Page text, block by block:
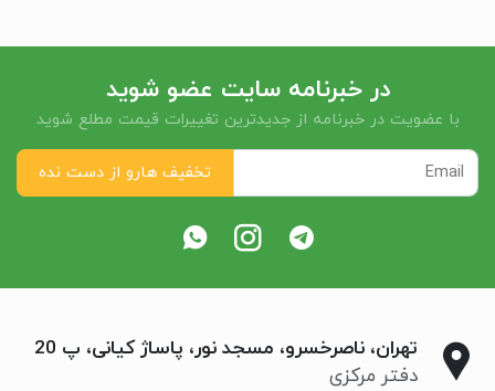
در خبرنامه سایت عضو شوید
با عضویت در خبرنامه از جدیدترین تغییرات قیمت مطلع شوید
تهران، ناصرخسرو، مسجد نور، پاساژ کیانی، پ 20
دفتر مرکزی